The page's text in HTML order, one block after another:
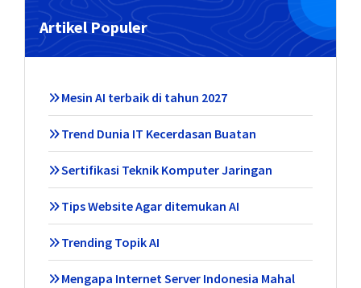
Artikel Populer
Mesin AI terbaik di tahun 2027
Trend Dunia IT Kecerdasan Buatan
Sertifikasi Teknik Komputer Jaringan
Tips Website Agar ditemukan AI
Trending Topik AI
Mengapa Internet Server Indonesia Mahal